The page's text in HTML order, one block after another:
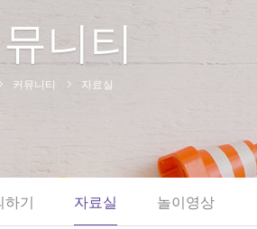
와플레이
와와뮤직
부모참여수업
사이언스데이
영어행사
디지털체험
니티
커뮤니티 자료실
하기 자료실 놀이영상